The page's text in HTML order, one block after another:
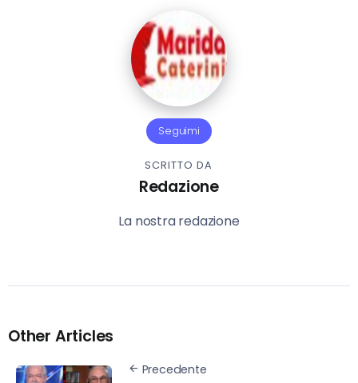
Seguimi
SCRITTO DA
Redazione
La nostra redazione
Other Articles
Precedente